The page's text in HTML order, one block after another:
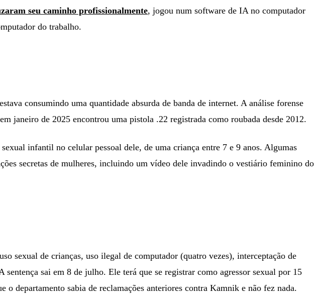
seu caminho profissionalmente, jogou num software de IA no computador
do trabalho.
consumindo uma quantidade absurda de banda de internet. A análise forense
janeiro de 2025 encontrou uma pistola .22 registrada como roubada desde 2012.
infantil no celular pessoal dele, de uma criança entre 7 e 9 anos. Algumas
secretas de mulheres, incluindo um vídeo dele invadindo o vestiário feminino do
sexual de crianças, uso ilegal de computador (quatro vezes), interceptação de
sai em 8 de julho. Ele terá que se registrar como agressor sexual por 15
departamento sabia de reclamações anteriores contra Kamnik e não fez nada.